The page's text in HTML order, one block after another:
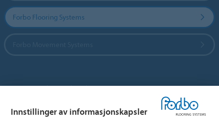
Forbo Flooring Systems
Hjemmeside per land
Velg land
Innstillinger av informasjonskapsler